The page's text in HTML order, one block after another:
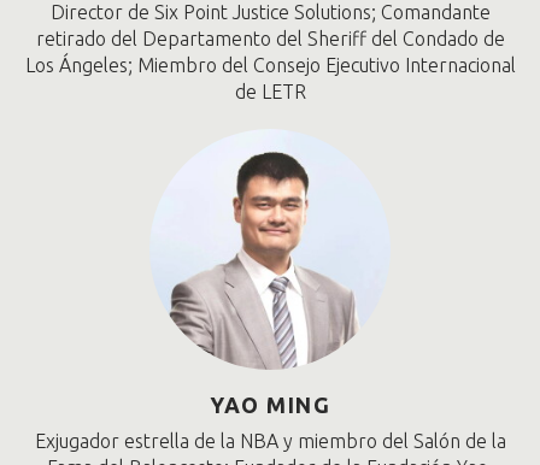
Director de Six Point Justice Solutions; Comandante
retirado del Departamento del Sheriff del Condado de
Los Ángeles; Miembro del Consejo Ejecutivo Internacional
de LETR
YAO MING
Exjugador estrella de la NBA y miembro del Salón de la